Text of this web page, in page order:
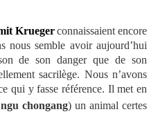
Kruegerconnaissaient encore
nous semble avoir aujourd’hui
de son danger que de son
sacrilège. Nous n’avons
qui y fasse référence. Il met en
ngu chongang) un animal certes